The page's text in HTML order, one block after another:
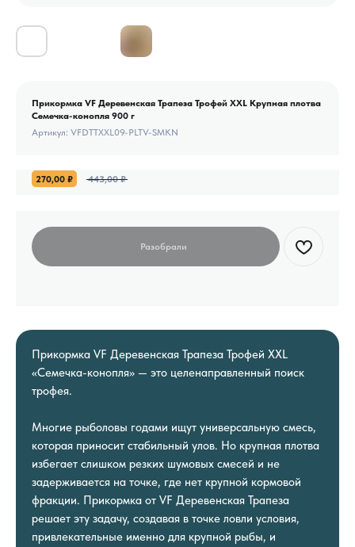
Прикормка VF Деревенская Трапеза Трофей XXL Крупная плотва
Семечка-конопля 900 г
Артикул: VFDTTXXL09-PLTV-SMKN
270,00 ₽ 443,00 ₽
Прикормка VF Деревенская Трапеза Трофей XXL
«Семечка-конопля» — это целенаправленный поиск
трофея.
Многие рыболовы годами ищут универсальную смесь,
которая приносит стабильный улов. Но крупная плотва
избегает слишком резких шумовых смесей и не
задерживается на точке, где нет крупной кормовой
фракции. Прикормка от VF Деревенская Трапеза
решает эту задачу, создавая в точке ловли условия,
привлекательные именно для крупной рыбы, и